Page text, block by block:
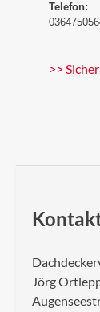
Telefon:
>>
Jörg